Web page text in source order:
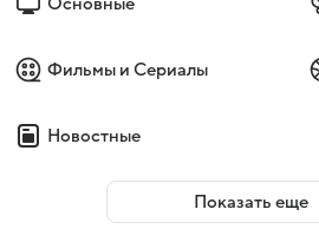
Фильмы и Сериалы
Новостные
Показать еще